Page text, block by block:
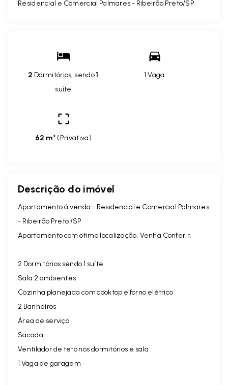
Residencial e Comercial Palmares - Ribeirão Preto/SP
2 Dormitórios, sendo1
suíte
1 Vaga
62 m² (Privativa)
Descrição do imóvel
Apartamento á venda - Residencial e Comercial Palmares
- Ribeirão Preto /SP
Apartamento com otima localização. Venha Conferir.
2 Dormitórios sendo 1 suíte
Sala 2 ambientes
Cozinha planejada comcooktop e forno elétrico
2 Banheiros
Área de serviço
Sacada
Ventilador de teto nos dormitórios e sala
1 Vaga de garagem